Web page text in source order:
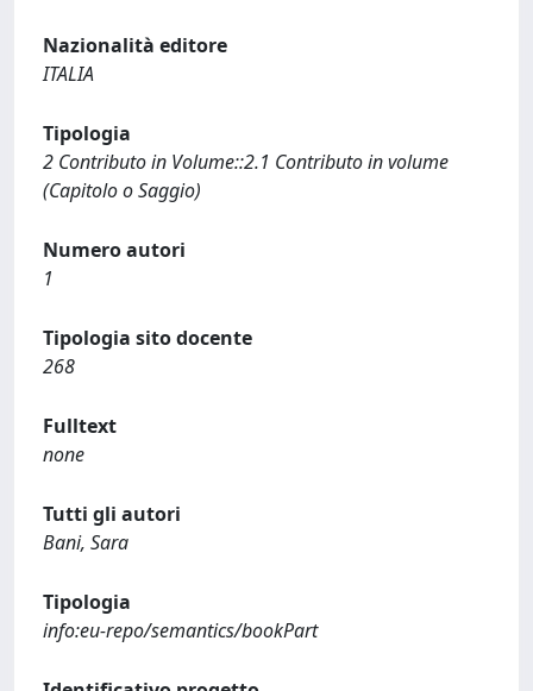
Nazionalità editore
ITALIA
Tipologia
2 Contributo in Volume::2.1 Contributo in volume
(Capitolo o Saggio)
Numero autori
1
Tipologia sito docente
268
Fulltext
none
Tutti gli autori
Bani, Sara
Tipologia
info:eu-repo/semantics/bookPart